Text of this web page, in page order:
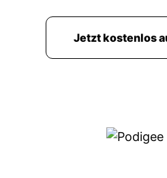
Jetzt kostenlos